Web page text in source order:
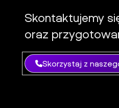
Skontaktujemy
oraz
Skorzystaj z